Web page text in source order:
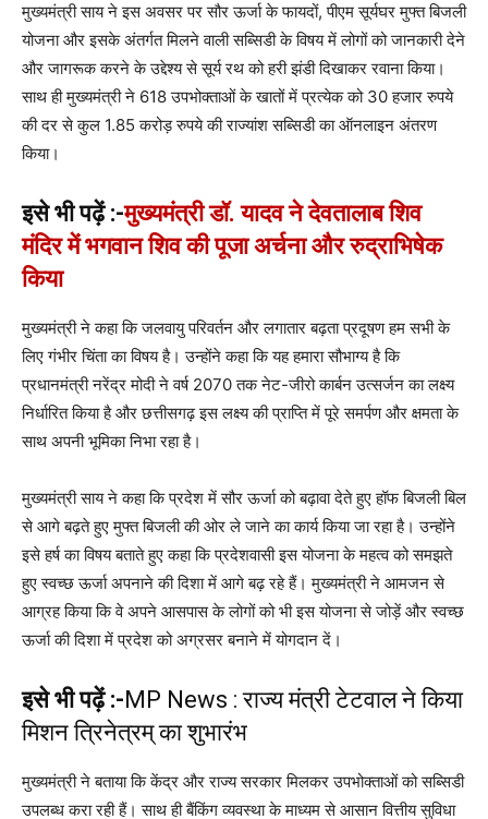
मुख्यमंत्री साय ने इस अवसर पर सौर ऊर्जा के फायदों, पीएम सूर्यघर मुफ्त बिजली
योजना और इसके अंतर्गत मिलने वाली सब्सिडी के विषय में लोगों को जानकारी देने
और जागरूक करने के उद्देश्य से सूर्य रथ को हरी झंडी दिखाकर रवाना किया।
साथ ही मुख्यमंत्री ने 618 उपभोक्ताओं के खातों में प्रत्येक को 30 हजार रुपये
की दर से कुल 1.85 करोड़ रुपये की राज्यांश सब्सिडी का ऑनलाइन अंतरण
किया।
इसे भी पढ़ें :-मुख्यमंत्री डॉ. यादव ने देवतालाब शिव
मंदिर में भगवान शिव की पूजा अर्चना और रुद्राभिषेक
किया
मुख्यमंत्री ने कहा कि जलवायु परिवर्तन और लगातार बढ़ता प्रदूषण हम सभी के
लिए गंभीर चिंता का विषय है। उन्होंने कहा कि यह हमारा सौभाग्य है कि
प्रधानमंत्री नरेंद्र मोदी ने वर्ष 2070 तक नेट-जीरो कार्बन उत्सर्जन का लक्ष्य
निर्धारित किया है और छत्तीसगढ़ इस लक्ष्य की प्राप्ति में पूरे समर्पण और क्षमता के
साथ अपनी भूमिका निभा रहा है।
मुख्यमंत्री साय ने कहा कि प्रदेश में सौर ऊर्जा को बढ़ावा देते हुए हॉफ बिजली बिल
से आगे बढ़ते हुए मुफ्त बिजली की ओर ले जाने का कार्य किया जा रहा है। उन्होंने
इसे हर्ष का विषय बताते हुए कहा कि प्रदेशवासी इस योजना के महत्व को समझते
हुए स्वच्छ ऊर्जा अपनाने की दिशा में आगे बढ़ रहे हैं। मुख्यमंत्री ने आमजन से
आग्रह किया कि वे अपने आसपास के लोगों को भी इस योजना से जोड़ें और स्वच्छ
ऊर्जा की दिशा में प्रदेश को अग्रसर बनाने में योगदान दें।
इसे भी पढ़ें :-MP News : राज्य मंत्री टेटवाल ने किया
मिशन त्रिनेत्रम् का शुभारंभ
मुख्यमंत्री ने बताया कि केंद्र और राज्य सरकार मिलकर उपभोक्ताओं को सब्सिडी
उपलब्ध करा रही हैं। साथ ही बैंकिंग व्यवस्था के माध्यम से आसान वित्तीय सुविधा